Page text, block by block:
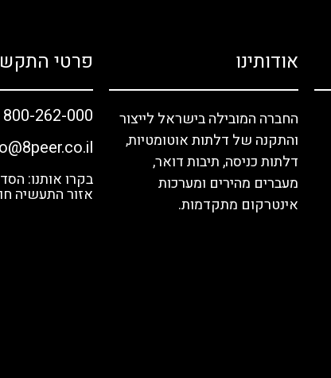
אודותינו
החברה המובילה בישראל לייצור
והתקנה של דלתות אוטומטיות,
דלתות כניסה, תיבות דואר,
מעברים מהירים ומערכות
אינטרקום מתקדמות.
פרטי
262-000
אזור התעשיה